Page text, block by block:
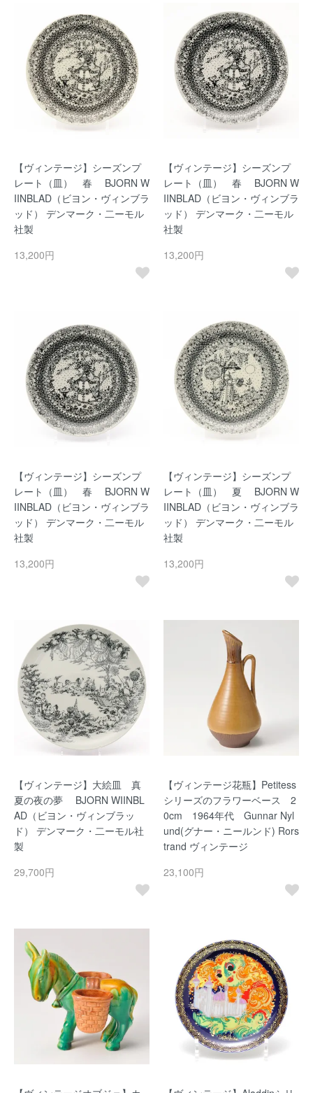
【ヴィンテージ】シーズンプ
レート（皿） 春 BJORN W
IINBLAD（ビヨン・ヴィンブラ
ッド） デンマーク・二ーモル
社製
13,200円
【ヴィンテージ】シーズンプ
レート（皿） 春 BJORN W
IINBLAD（ビヨン・ヴィンブラ
ッド） デンマーク・二ーモル
社製
13,200円
【ヴィンテージ】シーズンプ
レート（皿） 春 BJORN W
IINBLAD（ビヨン・ヴィンブラ
ッド） デンマーク・二ーモル
社製
13,200円
【ヴィンテージ】シーズンプ
レート（皿） 夏 BJORN W
IINBLAD（ビヨン・ヴィンブラ
ッド） デンマーク・二ーモル
社製
13,200円
【ヴィンテージ】大絵皿 真
夏の夜の夢 BJORN WIINBL
AD（ビヨン・ヴィンブラッ
ド） デンマーク・二ーモル社
製
29,700円
【ヴィンテージ花瓶】Petitess
シリーズのフラワーベース 2
0cm 1964年代 Gunnar Nyl
und(グナー・ニールンド) Rors
trand ヴィンテージ
23,100円